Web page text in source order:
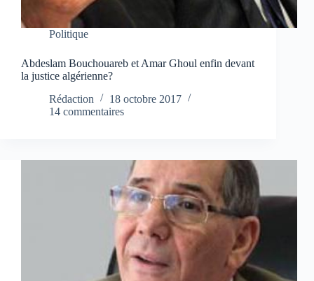
Politique
Abdeslam Bouchouareb et Amar Ghoul enfin devant
la justice algérienne?
Rédaction
18 octobre 2017
14 commentaires